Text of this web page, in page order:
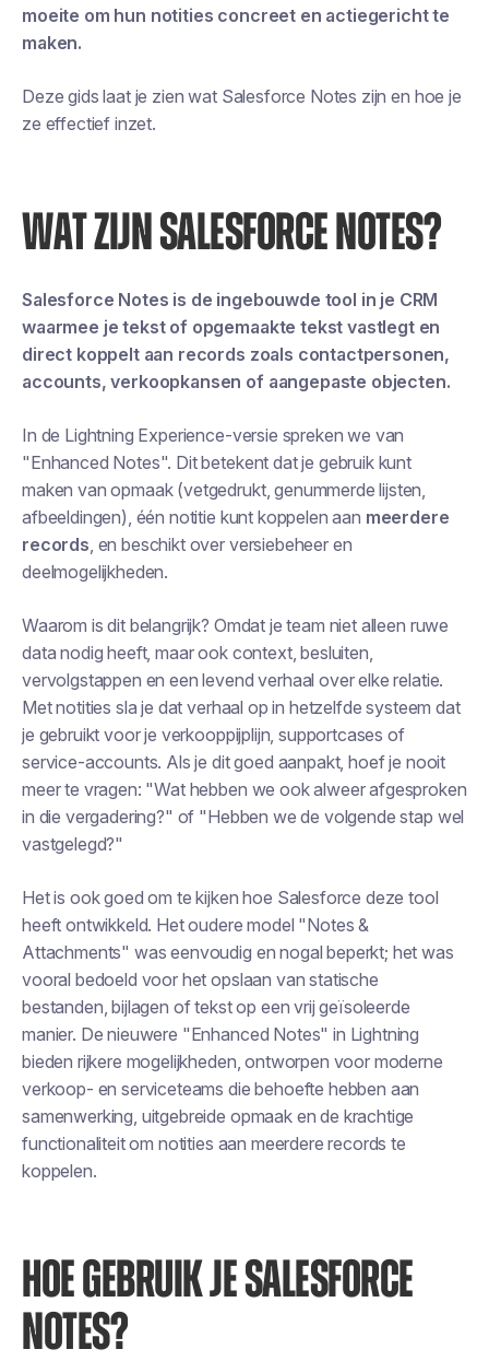
moeite om hun notities concreet en actiegericht te
maken.
Deze gids laat je zien wat Salesforce Notes zijn en hoe je
ze effectief inzet.
WAT ZIJN SALESFORCE NOTES?
Salesforce Notes is de ingebouwde tool in je CRM
waarmee je tekst of opgemaakte tekst vastlegt en
direct koppelt aan records zoals contactpersonen,
accounts, verkoopkansen of aangepaste objecten.
In de Lightning Experience-versie spreken we van
"Enhanced Notes". Dit betekent dat je gebruik kunt
maken van opmaak (vetgedrukt, genummerde lijsten,
afbeeldingen), één notitie kunt koppelen aan meerdere
records, en beschikt over versiebeheer en
deelmogelijkheden.
Waarom is dit belangrijk? Omdat je team niet alleen ruwe
data nodig heeft, maar ook context, besluiten,
vervolgstappen en een levend verhaal over elke relatie.
Met notities sla je dat verhaal op in hetzelfde systeem dat
je gebruikt voor je verkooppijplijn, supportcases of
service-accounts. Als je dit goed aanpakt, hoef je nooit
meer te vragen: "Wat hebben we ook alweer afgesproken
in die vergadering?" of "Hebben we de volgende stap wel
vastgelegd?"
Het is ook goed om te kijken hoe Salesforce deze tool
heeft ontwikkeld. Het oudere model "Notes &
Attachments" was eenvoudig en nogal beperkt; het was
vooral bedoeld voor het opslaan van statische
bestanden, bijlagen of tekst op een vrij geïsoleerde
manier. De nieuwere "Enhanced Notes" in Lightning
bieden rijkere mogelijkheden, ontworpen voor moderne
verkoop- en serviceteams die behoefte hebben aan
samenwerking, uitgebreide opmaak en de krachtige
functionaliteit om notities aan meerdere records te
koppelen.
HOE GEBRUIK JE SALESFORCE
NOTES?